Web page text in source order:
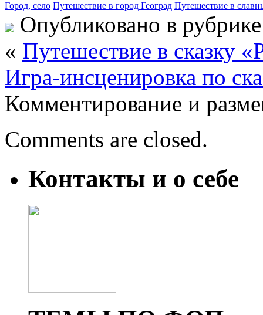
Город, село Путешествие в город Геоград Путешествие в
Опубликовано в
« Путешествие в сказку
Игра-инсценировка по
Комментирование и
Comments are closed.
Контакты и о себе